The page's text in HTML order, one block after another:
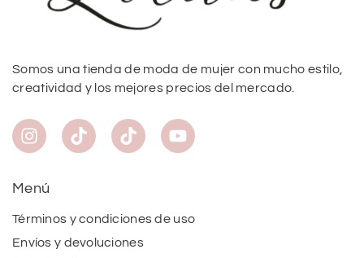
Somos una tienda de moda de mujer con mucho estilo,
creatividad y los mejores precios del mercado.
Menú
Términos y condiciones de uso
Envíos y devoluciones